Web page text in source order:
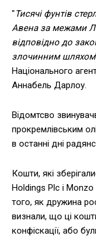
"Тисячі фунтів
Авена за межами
відповідно до
злочинним шляхом
Національного
Аннабель Дарлоу.
Відомтсво
прокремлівським
в останні дні
Кошти, які
Holdings Plc і Monzo
того, як дружина
визнали, що ці
конфіскації, або